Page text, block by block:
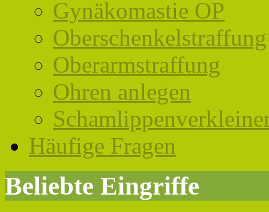
Gynäkomastie OP
Oberschenkelstraffung
Oberarmstraffung
Ohren anlegen
Häufige Fragen
Beliebte Eingriffe